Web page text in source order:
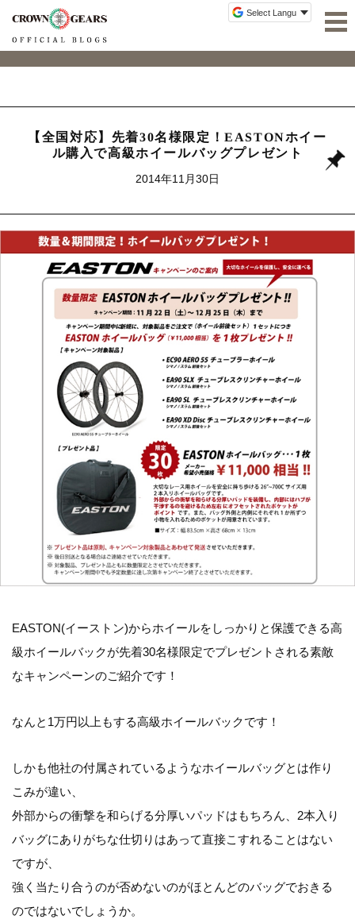
【全国対応】先着30名様限定！EASTONホイー
ル購入で高級ホイールバッグプレゼント
2014年11月30日
EASTON(イーストン)からホイールをしっかりと保護できる高
級ホイールバックが先着30名様限定でプレゼントされる素敵
なキャンペーンのご紹介です！
なんと1万円以上もする高級ホイールバックです！
しかも他社の付属されているようなホイールバッグとは作り
こみが違い、
外部からの衝撃を和らげる分厚いパッドはもちろん、2本入り
バッグにありがちな仕切りはあって直接こすれることはない
ですが、
強く当たり合うのが否めないのがほとんどのバッグでおきる
のではないでしょうか。